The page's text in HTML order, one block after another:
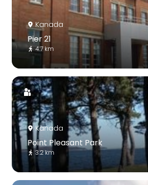
Kanada
Pier 21
4.7 km
Kanada
Point Pleasant Park
3.2 km